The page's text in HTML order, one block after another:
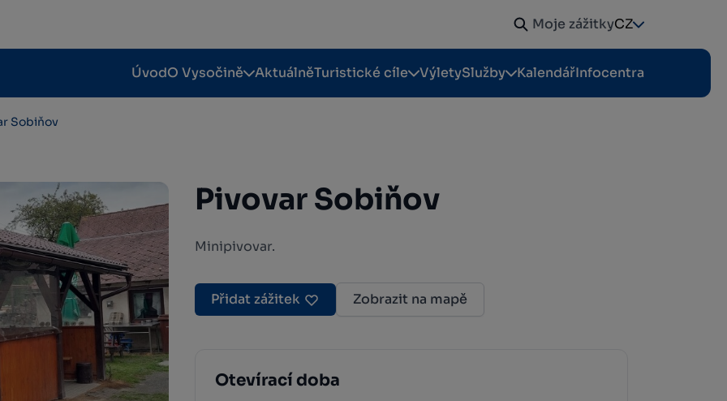
Moje zážitkyCZ
ÚvodO Vysočině AktuálněTuristické cíle VýletySlužby KalendářInfocentra
Sobiňov
Pivovar Sobiňov
Minipivovar.
Přidat zážitek Zobrazit na mapě
Otevírací doba